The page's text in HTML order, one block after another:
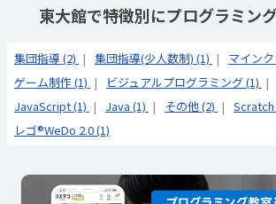
東大館で特徴別にプログラミン
集団指導 (2) 集団指導(少人数制) (1)
マイン
ゲーム制作 (1)
ビジュアルプログラミング (1)
JavaScript (1)
Java (1) その他 (2)
Scratch
レゴ®WeDo 2.0 (1)